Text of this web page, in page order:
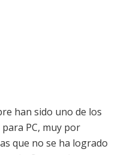
han sido uno de los
PC, muy por
que no se ha logrado